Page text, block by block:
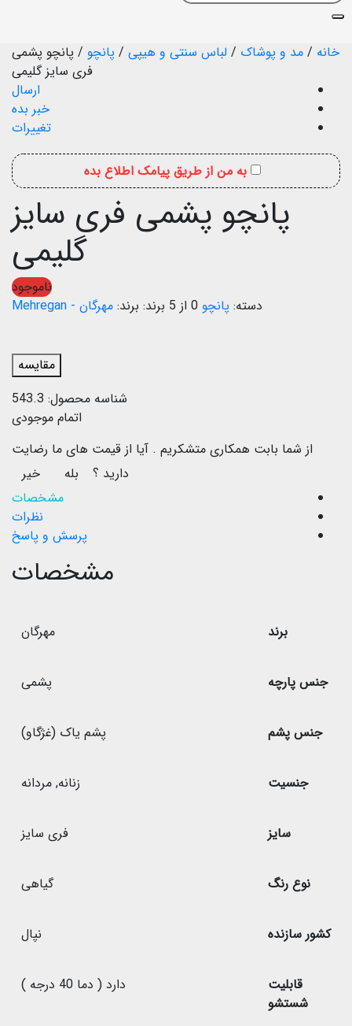
خانه / مد و پوشاک / لباس سنتی و هیپی / پانچو / پانچو پشمی
فری سایز گلیمی
ارسال
خبر بده
تغییرات
به من از طریق پیامک اطلاع بده
پانچو پشمی فری سایز
گلیمی
ناموجود
دسته: پانچو 0 از 5 برند: مهرگان - Mehregan
مقایسه
شناسه محصول: 543.3
اتمام موجودی
از شما بابت همکاری متشکریم . آیا از قیمت های ما رضایت
دارید ؟
بله
خیر
مشخصات
نظرات
پرسش و پاسخ
مشخصات
برند مهرگان
جنس پارچه پشمی
جنس پشم پشم یاک (غژگاو)
جنسیت زنانه, مردانه
سایز فری سایز
نوع رنگ گیاهی
کشور سازنده نپال
قابلیت
شستشو
دارد ( دما 40 درجه )